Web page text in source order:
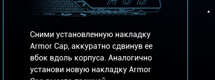
Сними установленную накладку
Armor Cap, аккуратно сдвинув ее
вбок вдоль корпуса. Аналогично
установи новую накладку Armor